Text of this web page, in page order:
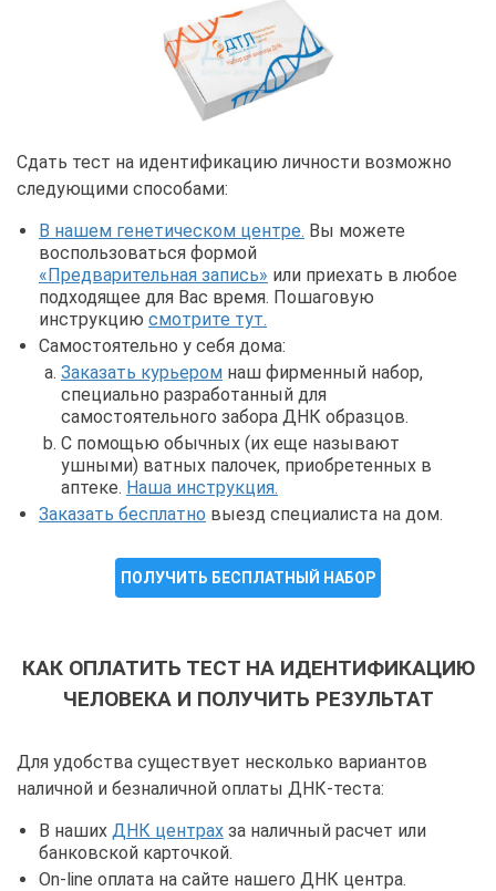
Сдать тест на идентификацию личности возможно
следующими способами:
В нашем генетическом центре. Вы можете
воспользоваться формой
«Предварительная запись» или приехать в любое
подходящее для Вас время. Пошаговую
инструкцию смотрите тут.
Самостоятельно у себя дома:
Заказать курьером наш фирменный набор,
специально разработанный для
самостоятельного забора ДНК образцов.
С помощью обычных (их еще называют
ушными) ватных палочек, приобретенных в
аптеке. Наша инструкция.
Заказать бесплатно выезд специалиста на дом.
ПОЛУЧИТЬ БЕСПЛАТНЫЙ НАБОР
КАК ОПЛАТИТЬ ТЕСТ НА ИДЕНТИФИКАЦИЮ
ЧЕЛОВЕКА И ПОЛУЧИТЬ РЕЗУЛЬТАТ
Для удобства существует несколько вариантов
наличной и безналичной оплаты ДНК-теста:
В наших ДНК центрах за наличный расчет или
банковской карточкой.
On-line оплата на сайте нашего ДНК центра.